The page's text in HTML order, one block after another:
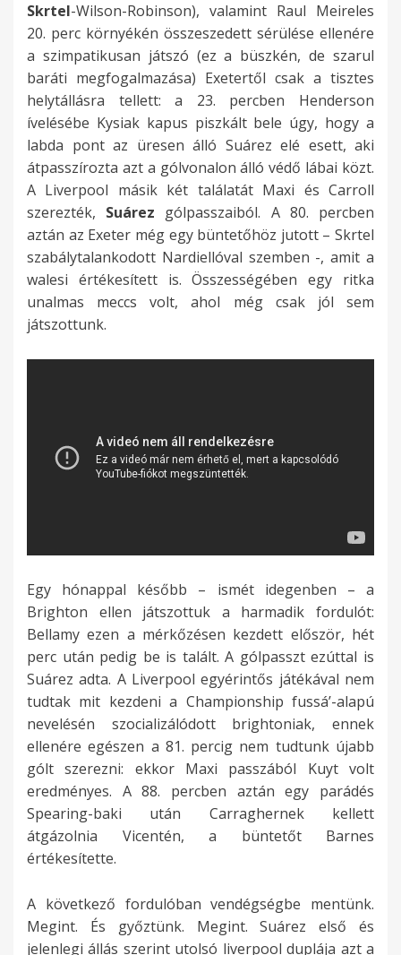
Skrtel-Wilson-Robinson), valamint Raul Meireles
20. perc környékén összeszedett sérülése ellenére
a szimpatikusan játszó (ez a büszkén, de szarul
baráti megfogalmazása) Exetertől csak a tisztes
helytállásra tellett: a 23. percben Henderson
ívelésébe Kysiak kapus piszkált bele úgy, hogy a
labda pont az üresen álló Suárez elé esett, aki
átpasszírozta azt a gólvonalon álló védő lábai közt.
A Liverpool másik két találatát Maxi és Carroll
szerezték, Suárez gólpasszaiból. A 80. percben
aztán az Exeter még egy büntetőhöz jutott – Skrtel
szabálytalankodott Nardiellóval szemben -, amit a
walesi értékesített is. Összességében egy ritka
unalmas meccs volt, ahol még csak jól sem
játszottunk.
Egy hónappal később – ismét idegenben – a
Brighton ellen játszottuk a harmadik fordulót:
Bellamy ezen a mérkőzésen kezdett először, hét
perc után pedig be is talált. A gólpasszt ezúttal is
Suárez adta. A Liverpool egyérintős játékával nem
tudtak mit kezdeni a Championship fussá’-alapú
nevelésén szocializálódott brightoniak, ennek
ellenére egészen a 81. percig nem tudtunk újabb
gólt szerezni: ekkor Maxi passzából Kuyt volt
eredményes. A 88. percben aztán egy parádés
Spearing-baki után Carraghernek kellett
átgázolnia Vicentén, a büntetőt Barnes
értékesítette.
A következő fordulóban vendégségbe mentünk.
Megint. És győztünk. Megint. Suárez első és
jelenlegi állás szerint utolsó liverpool duplája azt a